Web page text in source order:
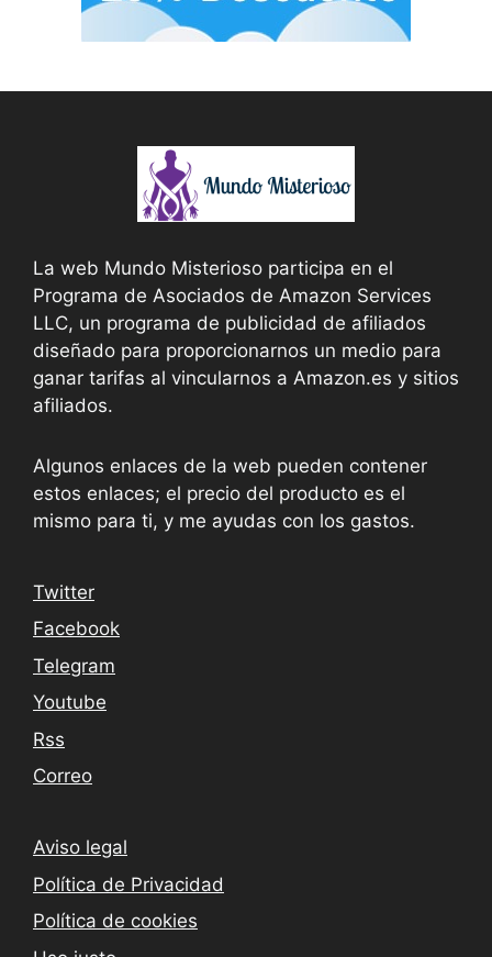
La web Mundo Misterioso participa en el
Programa de Asociados de Amazon Services
LLC, un programa de publicidad de afiliados
diseñado para proporcionarnos un medio para
ganar tarifas al vincularnos a Amazon.es y sitios
afiliados.
Algunos enlaces de la web pueden contener
estos enlaces; el precio del producto es el
mismo para ti, y me ayudas con los gastos.
Twitter
Facebook
Telegram
Youtube
Rss
Correo
Aviso legal
Política de Privacidad
Política de cookies